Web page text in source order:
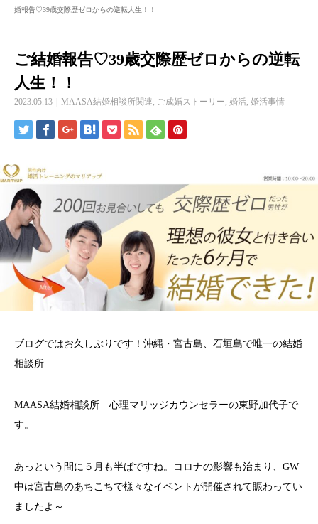
婚報告♡39歳交際歴ゼロからの逆転人生！！
ご結婚報告♡39歳交際歴ゼロからの逆転
人生！！
2023.05.13 MAASA結婚相談所関連, ご成婚ストーリー, 婚活, 婚活事情
ブログではお久しぶりです！沖縄・宮古島、石垣島で唯一の結婚
相談所
MAASA結婚相談所 心理マリッジカウンセラーの東野加代子で
す。
あっという間に５月も半ばですね。コロナの影響も治まり、GW
中は宮古島のあちこちで様々なイベントが開催されて賑わってい
ましたよ～